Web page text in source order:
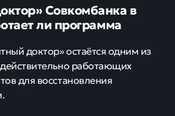
Совкомбанка в
ли программа
доктор» остаётся одним из
работающих
для восстановления